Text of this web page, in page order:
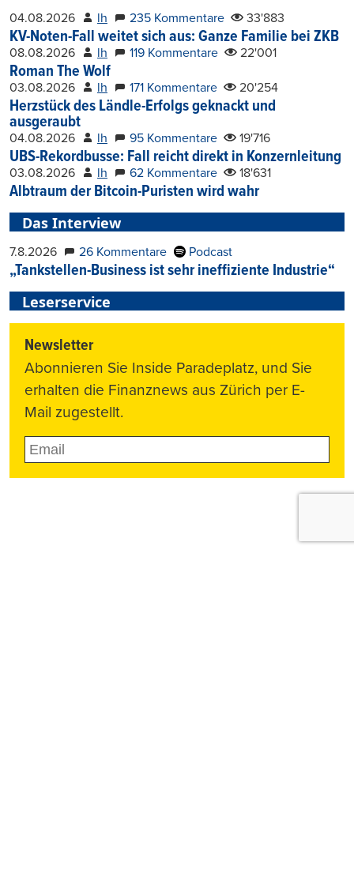
04.08.2026 lh 235 Kommentare 33'883
KV-Noten-Fall weitet sich aus: Ganze Familie bei ZKB
08.08.2026 lh 119 Kommentare 22'001
Roman The Wolf
03.08.2026 lh 171 Kommentare 20'254
Herzstück des Ländle-Erfolgs geknackt und
ausgeraubt
04.08.2026 lh 95 Kommentare 19'716
UBS-Rekordbusse: Fall reicht direkt in Konzernleitung
03.08.2026 lh 62 Kommentare 18'631
Albtraum der Bitcoin-Puristen wird wahr
Das Interview
7.8.2026 26 Kommentare Podcast
„Tankstellen-Business ist sehr ineffiziente Industrie“
Leserservice
Newsletter
Abonnieren Sie Inside Paradeplatz, und Sie
erhalten die Finanznews aus Zürich per E-
Mail zugestellt.